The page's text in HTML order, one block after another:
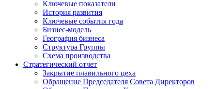
Ключевые показатели
История развития
Ключевые события года
Бизнес-модель
География бизнеса
Структура Группы
Схема производства
Стратегический отчет
Закрытие плавильного цеха
Обращение Председателя Совета Директоров